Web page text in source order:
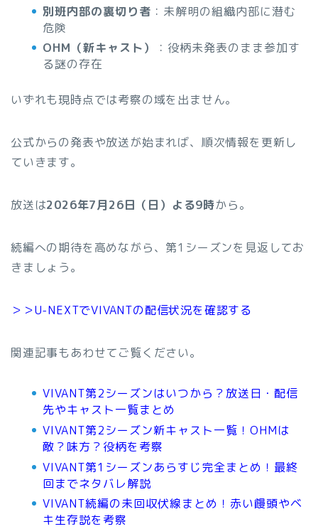
別班内部の裏切り者 ：未解明の組織内部に潜む
危険
OHM（新キャスト）
：役柄未発表のまま参加す
る謎の存在
いずれも現時点では考察の域を出ません。
公式からの発表や放送が始まれば、順次情報を更新し
ていきます。
放送は2026年7月26日（日）よる9時から。
続編への期待を高めながら、第1シーズンを見返してお
きましょう。
＞＞U-NEXTでVIVANTの配信状況を確認する
関連記事もあわせてご覧ください。
VIVANT第2シーズンはいつから？放送日・配信
先やキャスト一覧まとめ
VIVANT第2シーズン新キャスト一覧！OHMは
敵？味方？役柄を考察
VIVANT第1シーズンあらすじ完全まとめ！最終
回までネタバレ解説
VIVANT続編の未回収伏線まとめ！赤い饅頭やベ
キ生存説を考察